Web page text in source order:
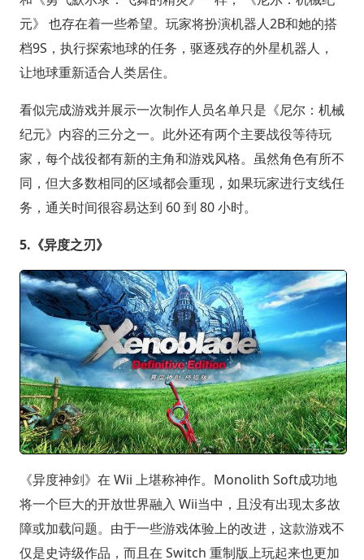
元》 也存在着一些希望。玩家将扮演机器人2B和她的搭
档9S，执行探索地球的任务，驱逐残存的外星机器人，
让地球重新适合人类居住。
看似完成游戏并展示一次制作人员名单只是《尼尔：机械
纪元》内容的三分之一。此外还有两个主要战役等待玩
家，每个战役都有新的主角和游戏风格。虽然角色有所不
同，但大多数相同的区域都会重现，如果玩家进行支线任
务，通关时间很容易达到 60 到 80 小时。
5.《异度之刃》
《异度神剑》在 Wii 上堪称神作。Monolith Soft成功地
将一个巨大的开放世界融入 Wii当中，且没有出现太多故
障或加载问题。由于一些游戏体验上的改进，这款游戏不
仅是史诗级作品，而且在 Switch 重制版上玩起来也更加